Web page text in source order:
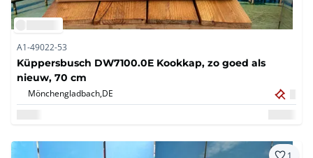
A1-49022-53
Küppersbusch DW7100.0E Kookkap, zo goed als
nieuw, 70 cm
Mönchengladbach,DE
1